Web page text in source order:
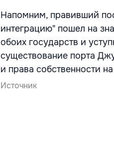
Напомним, правивший
интеграцию" пошел на
обоих государств и
существование порта
и права собственности
Источник